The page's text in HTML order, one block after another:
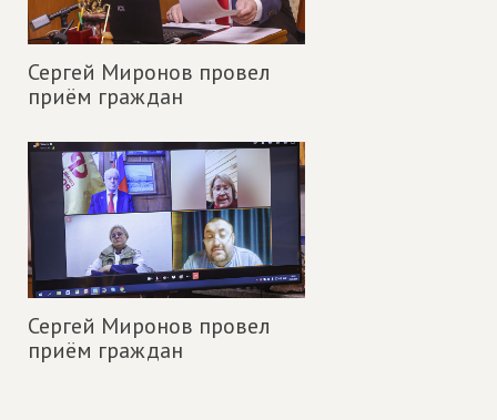
Сергей Миронов провел
приём граждан
Сергей Миронов провел
приём граждан